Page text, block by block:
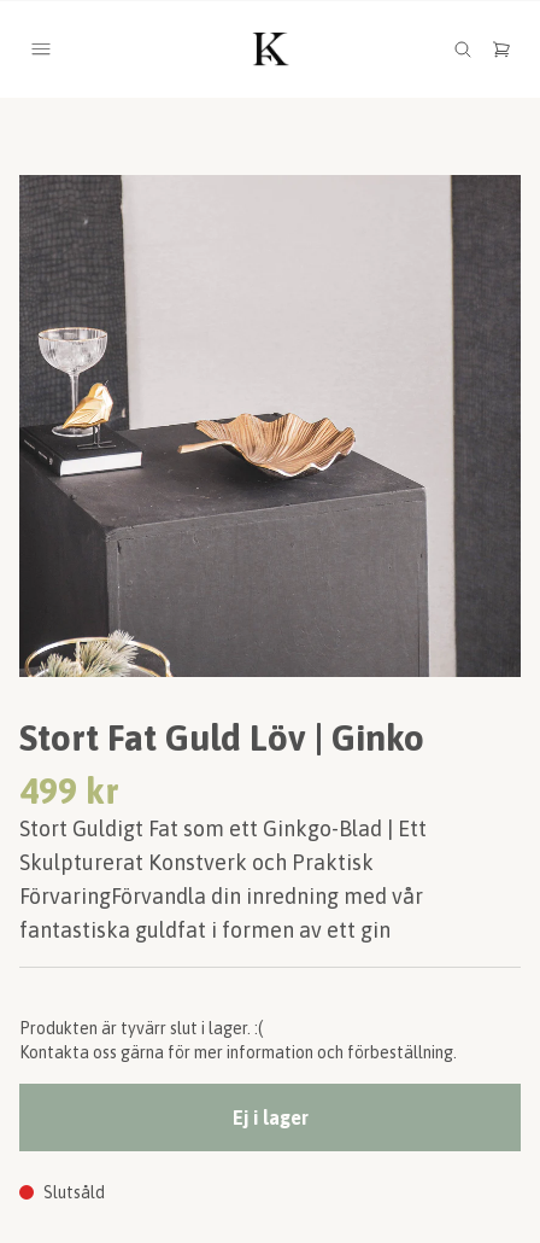
Stort Fat Guld Löv | Ginko
499 kr
Stort Guldigt Fat som ett Ginkgo-Blad | Ett
Skulpturerat Konstverk och Praktisk
FörvaringFörvandla din inredning med vår
fantastiska guldfat i formen av ett gin
Produkten är tyvärr slut i lager. :(
Kontakta oss gärna för mer information och förbeställning.
Ej i lager
Slutsåld